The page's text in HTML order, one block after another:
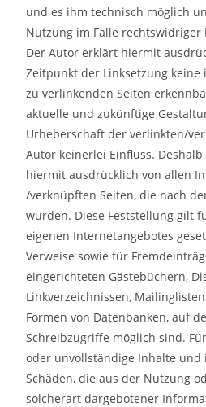
und es ihm technisch möglich
Nutzung im Falle
Der Autor erklärt hiermit
Zeitpunkt der Linksetzung
zu verlinkenden Seiten
aktuelle und zukünftige
Urheberschaft der verlinkten/
Autor keinerlei Einfluss.
hiermit ausdrücklich von allen
/verknüpften Seiten, die nach
wurden. Diese Feststellung gilt
eigenen Internetangebotes
Verweise sowie für
eingerichteten Gästebüchern,
Linkverzeichnissen,
Formen von Datenbanken, auf
Schreibzugriffe möglich sind.
oder unvollständige Inhalte und
Schäden, die aus der Nutzung
solcherart dargebotener